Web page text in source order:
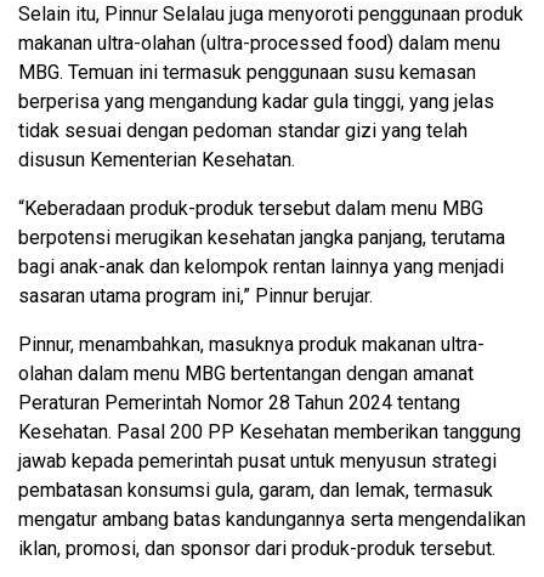
Selain itu, Pinnur Selalau juga menyoroti penggunaan produk
makanan ultra-olahan (ultra-processed food) dalam menu
MBG. Temuan ini termasuk penggunaan susu kemasan
berperisa yang mengandung kadar gula tinggi, yang jelas
tidak sesuai dengan pedoman standar gizi yang telah
disusun Kementerian Kesehatan.
“Keberadaan produk-produk tersebut dalam menu MBG
berpotensi merugikan kesehatan jangka panjang, terutama
bagi anak-anak dan kelompok rentan lainnya yang menjadi
sasaran utama program ini,” Pinnur berujar.
Pinnur, menambahkan, masuknya produk makanan ultra-
olahan dalam menu MBG bertentangan dengan amanat
Peraturan Pemerintah Nomor 28 Tahun 2024 tentang
Kesehatan. Pasal 200 PP Kesehatan memberikan tanggung
jawab kepada pemerintah pusat untuk menyusun strategi
pembatasan konsumsi gula, garam, dan lemak, termasuk
mengatur ambang batas kandungannya serta mengendalikan
iklan, promosi, dan sponsor dari produk-produk tersebut.